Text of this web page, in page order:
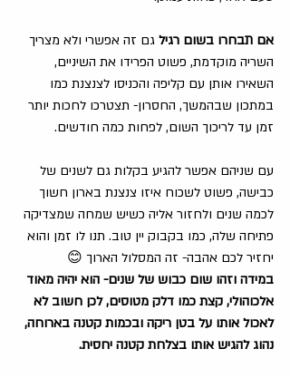
אם תבחרו בשום רגיל גם זה אפשרי ולא מצריך
השריה מוקדמת, פשוט הפרידו את השיניים,
השאירו אותן עם קליפה והכניסו לצנצנת כמו
במתכון שבהמשך, החסרון- תצטרכו לחכות יותר
זמן עד לריכוך השום, לפחות כמה חודשים.
עם שניהם אפשר להגיע בקלות גם לשנים של
כבישה, פשוט לשכוח איזו צנצנת בארון חשוך
לכמה שנים ולחזור אליה כשיש שמחה שמצדיקה
פתיחה שלה, כמו בקבוק יין טוב. תנו לו זמן והוא
יחזיר לכם אהבה- זה המסלול הארוך 😊
במידה וזהו שום כבוש של שנים- הוא יהיה מאוד
אלכוהולי, קצת כמו דלק מטוסים, לכן חשוב לא
לאכול אותו על בטן ריקה ובכמות קטנה בארוחה,
נהוג להגיש אותו בצלחת קטנה יחסית.